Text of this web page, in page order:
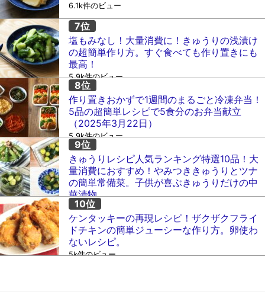
6.1k件のビュー
塩もみなし！大量消費に！きゅうりの浅漬け
の超簡単作り方。すぐ食べても作り置きにも
最高！
5.9k件のビュー
作り置きおかずで1週間のまるごと冷凍弁当！
5品の超簡単レシピで5食分のお弁当献立
（2025年3月22日）
5.9k件のビュー
きゅうりレシピ人気ランキング特選10品！大
量消費におすすめ！やみつききゅうりとツナ
の簡単常備菜。子供が喜ぶきゅうりだけの中
華漬物。
5.1k件のビュー
ケンタッキーの再現レシピ！ザクザクフライ
ドチキンの簡単ジューシーな作り方。卵使わ
ないレシピ。
5k件のビュー